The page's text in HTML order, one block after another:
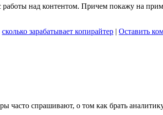
над контентом. Причем покажу на
сколько зарабатывает копирайтер | Оставить
спрашивают, о том как брать